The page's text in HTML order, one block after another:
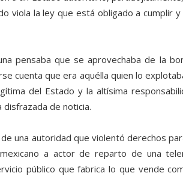
viola la ley que está obligado a cumplir
pensaba que se aprovechaba de la
cuenta que era aquélla quien lo
del Estado y la altísima
disfrazada de noticia.
una autoridad que violentó derechos
a actor de reparto de una
público que fabrica lo que vende